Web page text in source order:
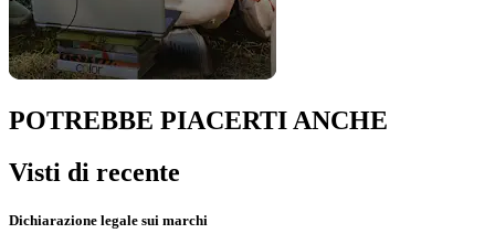
POTREBBE PIACERTI ANCHE
Visti di recente
Dichiarazione legale sui marchi